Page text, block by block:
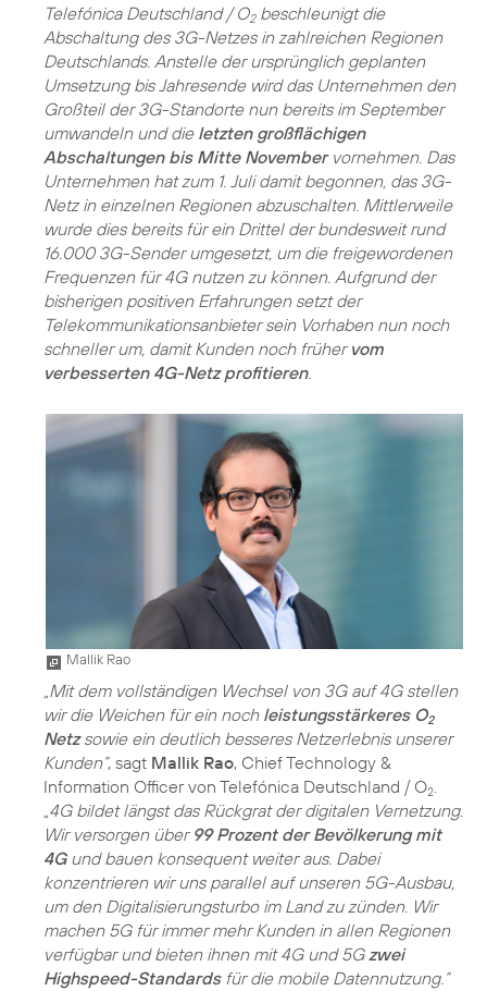
Telefónica Deutschland / O2beschleunigt die
Abschaltung des 3G-Netzes in zahlreichen Regionen
Deutschlands. Anstelle der ursprünglich geplanten
Umsetzung bis Jahresende wird das Unternehmen den
Großteil der 3G-Standorte nun bereits im September
umwandeln und die letzten großflächigen
Abschaltungen bis Mitte Novembervornehmen. Das
Unternehmen hat zum 1. Juli damit begonnen, das 3G-
Netz in einzelnen Regionen abzuschalten. Mittlerweile
wurde dies bereits für ein Drittel der bundesweit rund
16.000 3G-Sender umgesetzt, um die freigewordenen
Frequenzen für 4G nutzen zu können. Aufgrund der
bisherigen positiven Erfahrungen setzt der
Telekommunikationsanbieter sein Vorhaben nun noch
schneller um, damit Kunden noch früher vom
verbesserten 4G-Netz profitieren.
Mallik Rao
„Mit dem vollständigen Wechsel von 3G auf 4G stellen
wir die Weichen für ein noch leistungsstärkeres O2
Netzsowie ein deutlich besseres Netzerlebnis unserer
Kunden“, sagt Mallik Rao, Chief Technology &
Information Officer von Telefónica Deutschland / O2.
„4G bildet längst das Rückgrat der digitalen Vernetzung.
Wir versorgen über 99 Prozent der Bevölkerung mit
4Gund bauen konsequent weiter aus. Dabei
konzentrieren wir uns parallel auf unseren 5G-Ausbau,
um den Digitalisierungsturbo im Land zu zünden. Wir
machen 5G für immer mehr Kunden in allen Regionen
verfügbar und bieten ihnen mit 4G und 5Gzwei
Highspeed-Standardsfür die mobile Datennutzung.“